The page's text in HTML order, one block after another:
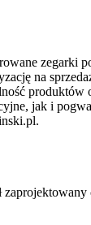
zegarki
na
produktów
jak i
zaprojektowany